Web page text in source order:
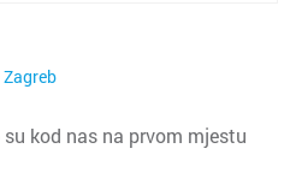
kod nas na prvom mjestu